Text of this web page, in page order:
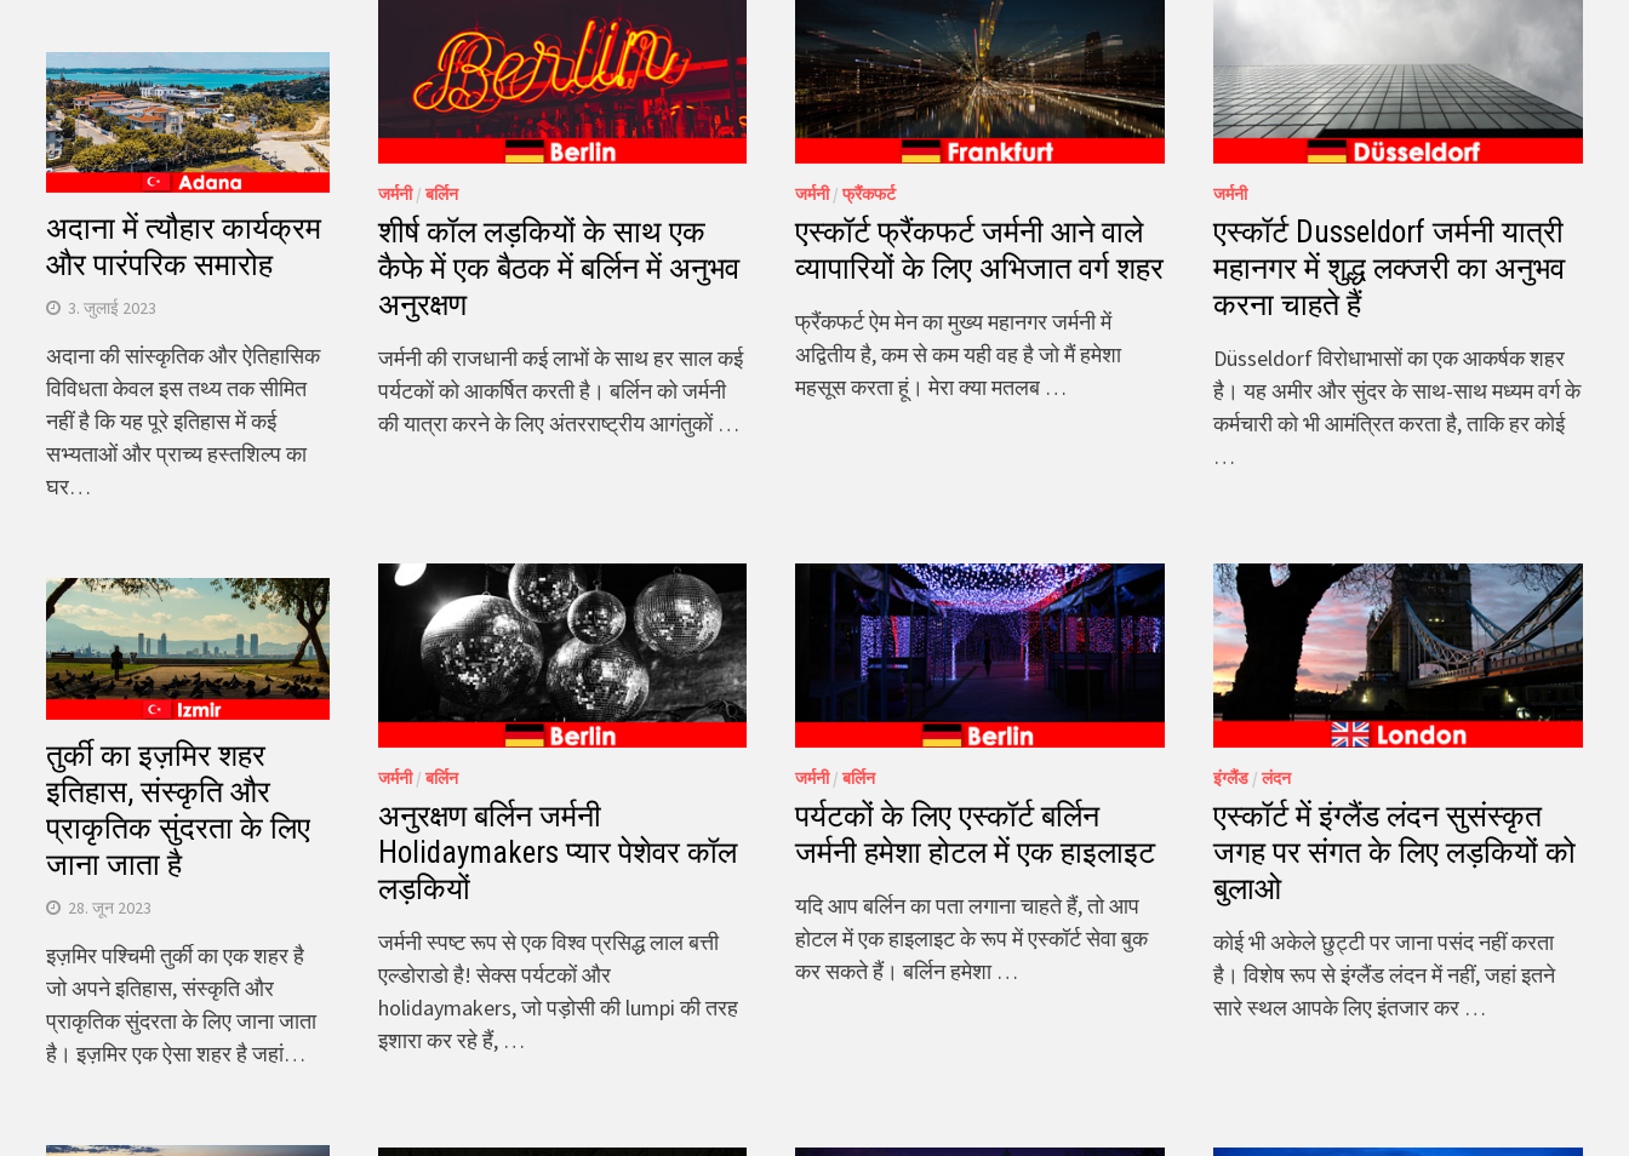
जर्मनी/बर्लिन
शीर्ष कॉल लड़कियों के साथ एक
कैफे में एक बैठक में बर्लिन में अनुभव
अनुरक्षण
जर्मनी की राजधानी कई लाभों के साथ हर साल कई
पर्यटकों को आकर्षित करती है। बर्लिन को जर्मनी
की यात्रा करने के लिए अंतरराष्ट्रीय आगंतुकों …
जर्मनी/फ्रैंकफर्ट
एस्कॉर्ट फ्रैंकफर्ट जर्मनी आने वाले
व्यापारियों के लिए अभिजात वर्ग शहर
फ्रैंकफर्ट ऐम मेन का मुख्य महानगर जर्मनी में
अद्वितीय है, कम से कम यही वह है जो मैं हमेशा
महसूस करता हूं। मेरा क्या मतलब …
जर्मनी
एस्कॉर्ट Dusseldorf जर्मनी यात्री
महानगर में शुद्ध लक्जरी का अनुभव
करना चाहते हैं
Düsseldorf विरोधाभासों का एक आकर्षक शहर
है। यह अमीर और सुंदर के साथ-साथ मध्यम वर्ग के
कर्मचारी को भी आमंत्रित करता है, ताकि हर कोई
…
जर्मनी/बर्लिन
अनुरक्षण बर्लिन जर्मनी
Holidaymakers प्यार पेशेवर कॉल
लड़कियों
जर्मनी स्पष्ट रूप से एक विश्व प्रसिद्ध लाल बत्ती
एल्डोराडो है! सेक्स पर्यटकों और
holidaymakers, जो पड़ोसी की lumpi की तरह
इशारा कर रहे हैं, …
जर्मनी/बर्लिन
पर्यटकों के लिए एस्कॉर्ट बर्लिन
जर्मनी हमेशा होटल में एक हाइलाइट
यदि आप बर्लिन का पता लगाना चाहते हैं, तो आप
होटल में एक हाइलाइट के रूप में एस्कॉर्ट सेवा बुक
कर सकते हैं। बर्लिन हमेशा …
इंग्लैंड/लंदन
एस्कॉर्ट में इंग्लैंड लंदन सुसंस्कृत
जगह पर संगत के लिए लड़कियों को
बुलाओ
कोई भी अकेले छुट्टी पर जाना पसंद नहीं करता
है। विशेष रूप से इंग्लैंड लंदन में नहीं, जहां इतने
सारे स्थल आपके लिए इंतजार कर …
अदाना में त्यौहार कार्यक्रम
और पारंपरिक समारोह
3. जुलाई 2023
अदाना की सांस्कृतिक और ऐतिहासिक
विविधता केवल इस तथ्य तक सीमित
नहीं है कि यह पूरे इतिहास में कई
सभ्यताओं और प्राच्य हस्तशिल्प का
घर…
तुर्की का इज़मिर शहर
इतिहास, संस्कृति और
प्राकृतिक सुंदरता के लिए
जाना जाता है
28. जून 2023
इज़मिर पश्चिमी तुर्की का एक शहर है
जो अपने इतिहास, संस्कृति और
प्राकृतिक सुंदरता के लिए जाना जाता
है। इज़मिर एक ऐसा शहर है जहां…